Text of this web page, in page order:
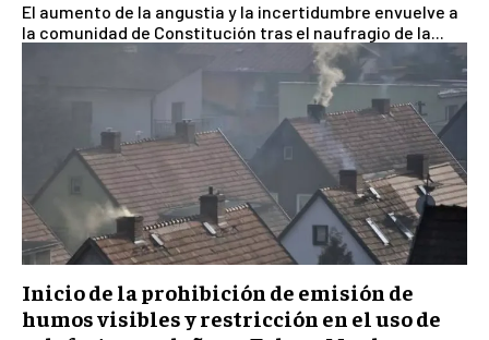
El aumento de la angustia y la incertidumbre envuelve a
la comunidad de Constitución tras el naufragio de la...
Inicio de la prohibición de emisión de
humos visibles y restricción en el uso de